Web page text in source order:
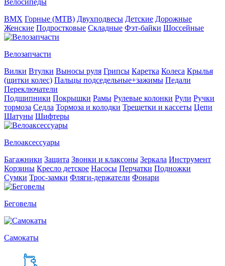
Велосипеды
BMX Горные (MTB) Двухподвесы Детские Дорожные
Женские Подростковые Складные Фэт-байки Шоссейные
Велозапчасти
Вилки Втулки Выносы руля Грипсы Каретка Колеса Крылья
(щитки колес) Пальцы подседельные+зажимы Педали
Переключатели
Подшипники Покрышки Рамы Рулевые колонки Рули Ручки
тормоза Седла Тормоза и колодки Трещетки и кассеты Цепи
Шатуны Шифтеры
Велоаксессуары
Багажники Защита Звонки и клаксоны Зеркала Инструмент
Корзины Кресло детское Насосы Перчатки Подножки
Сумки Трос-замки Фляги-держатели Фонари
Беговелы
Самокаты